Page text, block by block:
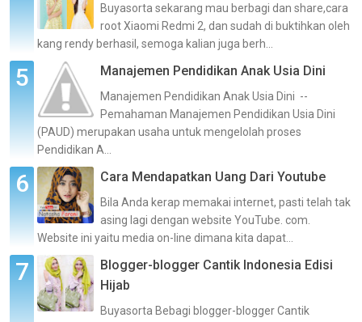
Buyasorta sekarang mau berbagi dan share,cara
root Xiaomi Redmi 2, dan sudah di buktihkan oleh
kang rendy berhasil, semoga kalian juga berh...
Manajemen Pendidikan Anak Usia Dini
Manajemen Pendidikan Anak Usia Dini --
Pemahaman Manajemen Pendidikan Usia Dini
(PAUD) merupakan usaha untuk mengelolah proses
Pendidikan A...
Cara Mendapatkan Uang Dari Youtube
Bila Anda kerap memakai internet, pasti telah tak
asing lagi dengan website YouTube. com.
Website ini yaitu media on-line dimana kita dapat...
Blogger-blogger Cantik Indonesia Edisi
Hijab
Buyasorta Bebagi blogger-blogger Cantik